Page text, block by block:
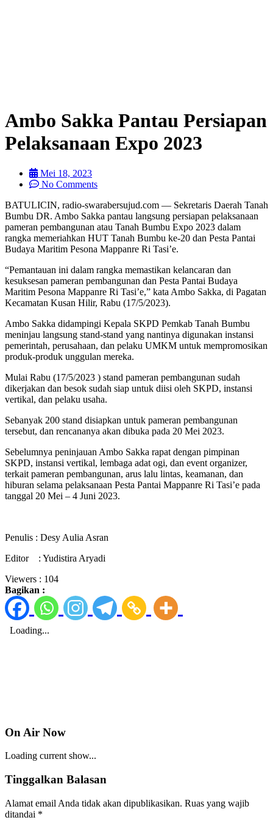
Ambo Sakka Pantau Persiapan
Pelaksanaan Expo 2023
Mei 18, 2023
No Comments
BATULICIN, radio-swarabersujud.com — Sekretaris Daerah Tanah
Bumbu DR. Ambo Sakka pantau langsung persiapan pelaksanaan
pameran pembangunan atau Tanah Bumbu Expo 2023 dalam
rangka memeriahkan HUT Tanah Bumbu ke-20 dan Pesta Pantai
Budaya Maritim Pesona Mappanre Ri Tasi’e.
“Pemantauan ini dalam rangka memastikan kelancaran dan
kesuksesan pameran pembangunan dan Pesta Pantai Budaya
Maritim Pesona Mappanre Ri Tasi’e,” kata Ambo Sakka, di Pagatan
Kecamatan Kusan Hilir, Rabu (17/5/2023).
Ambo Sakka didampingi Kepala SKPD Pemkab Tanah Bumbu
meninjau langsung stand-stand yang nantinya digunakan instansi
pemerintah, perusahaan, dan pelaku UMKM untuk mempromosikan
produk-produk unggulan mereka.
Mulai Rabu (17/5/2023 ) stand pameran pembangunan sudah
dikerjakan dan besok sudah siap untuk diisi oleh SKPD, instansi
vertikal, dan pelaku usaha.
Sebanyak 200 stand disiapkan untuk pameran pembangunan
tersebut, dan rencananya akan dibuka pada 20 Mei 2023.
Sebelumnya peninjauan Ambo Sakka rapat dengan pimpinan
SKPD, instansi vertikal, lembaga adat ogi, dan event organizer,
terkait pameran pembangunan, arus lalu lintas, keamanan, dan
hiburan selama pelaksanaan Pesta Pantai Mappanre Ri Tasi’e pada
tanggal 20 Mei – 4 Juni 2023.
Penulis : Desy Aulia Asran
Editor : Yudistira Aryadi
Viewers : 104
Bagikan :
On Air Now
Loading current show...
Tinggalkan Balasan
Alamat email Anda tidak akan dipublikasikan. Ruas yang wajib
ditandai *